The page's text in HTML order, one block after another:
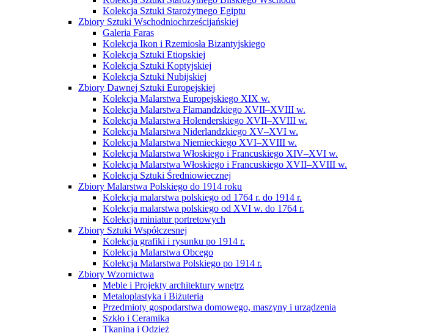
Kolekcja Sztuki Starożytnego Egiptu
Zbiory Sztuki Wschodniochrześcijańskiej
Galeria Faras
Kolekcja Ikon i Rzemiosła Bizantyjskiego
Kolekcja Sztuki Etiopskiej
Kolekcja Sztuki Koptyjskiej
Kolekcja Sztuki Nubijskiej
Zbiory Dawnej Sztuki Europejskiej
Kolekcja Malarstwa Europejskiego XIX w.
Kolekcja Malarstwa Flamandzkiego XVII–XVIII w.
Kolekcja Malarstwa Holenderskiego XVII–XVIII w.
Kolekcja Malarstwa Niderlandzkiego XV–XVI w.
Kolekcja Malarstwa Niemieckiego XVI–XVIII w.
Kolekcja Malarstwa Włoskiego i Francuskiego XIV–XVI w.
Kolekcja Malarstwa Włoskiego i Francuskiego XVII–XVIII w.
Kolekcja Sztuki Średniowiecznej
Zbiory Malarstwa Polskiego do 1914 roku
Kolekcja malarstwa polskiego od 1764 r. do 1914 r.
Kolekcja malarstwa polskiego od XVI w. do 1764 r.
Kolekcja miniatur portretowych
Zbiory Sztuki Współczesnej
Kolekcja grafiki i rysunku po 1914 r.
Kolekcja Malarstwa Obcego
Kolekcja Malarstwa Polskiego po 1914 r.
Zbiory Wzornictwa
Meble i Projekty architektury wnętrz
Metaloplastyka i Biżuteria
Przedmioty gospodarstwa domowego, maszyny i urządzenia
Szkło i Ceramika
Tkanina i Odzież